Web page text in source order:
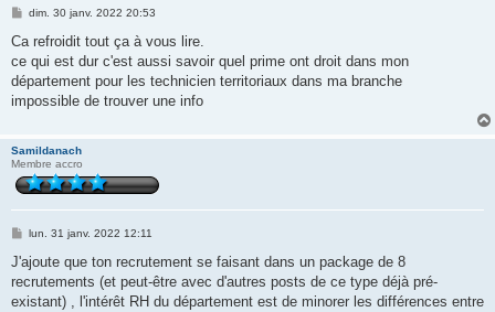
M
s
a
g
e
dim. 30 janv. 2022 20:53
Ca refroidit tout ça à vous lire.
ce qui est dur c'est aussi savoir quel prime ont droit dans mon
département pour les technicien territoriaux dans ma branche
impossible de trouver une info
Samildanach
Membre accro
M
s
s
a
g
lun. 31 janv. 2022 12:11
J'ajoute que ton recrutement se faisant dans un package de 8
recrutements (et peut-être avec d'autres posts de ce type déjà pré-
existant) , l'intérêt RH du département est de minorer les différences entre